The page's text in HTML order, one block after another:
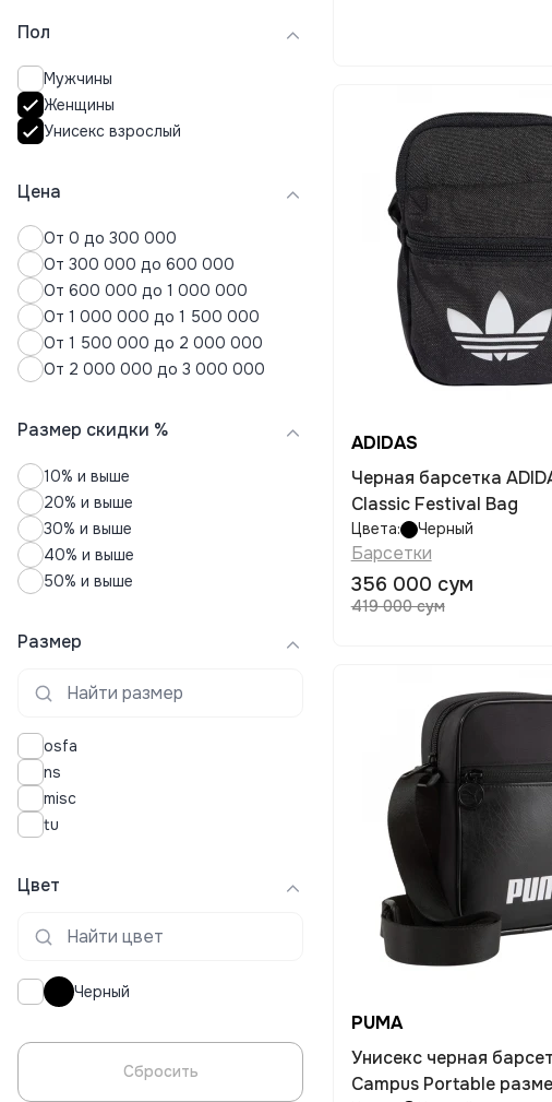
Чехлы для чемоданов
Шарфы
Пол
Мужчины
Женщины
Унисекс взрослый
Цена
От 0 до 300 000
От 300 000 до 600 000
От 600 000 до 1 000 000
От 1 000 000 до 1 500 000
От 1 500 000 до 2 000 000
От 2 000 000 до 3 000 000
Размер скидки %
10% и выше
20% и выше
30% и выше
40% и выше
50% и выше
Размер
osfa
ns
misc
tu
Цвет
Черный
Сбросить
ADIDAS
Черная барсетка
Classic Festival Bag
Цвета: Черный
Барсетки
356 000 сум
419 000 сум
PUMA
Унисекс черная
Campus Portable